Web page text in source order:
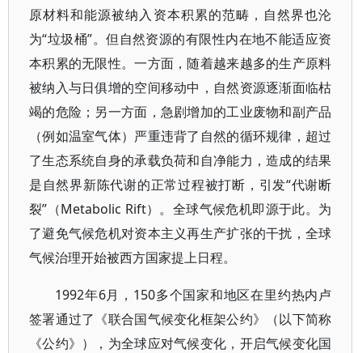
原材料和能源被纳入资本积累的范畴，自然界也沦
为“垃圾桶”。但自然资源的有限性内在地不能适应资
本积累的无限性。一方面，随着越来越多的生产原料
被纳入与日俱增的空间移动中，自然资源逐渐面临枯
竭的危险；另一方面，急剧增加的工业废物和副产品
（例如温室气体）严重违背了自然的循环规律，超过
了生态系统自身的承载负荷和自净能力，造成的结果
是自然界新陈代谢的正常过程被打断，引发“代谢断
裂”（Metabolic Rift）。全球气候危机即源于此。为
了避免气候危机对资本主义再生产扩张的干扰，全球
气候治理开始被西方国家提上日程。
1992年6月，150多个国家和地区在里约热内卢
签署通过了《联合国气候变化框架公约》（以下简称
《公约》），为全球应对气候变化，开启气候变化国